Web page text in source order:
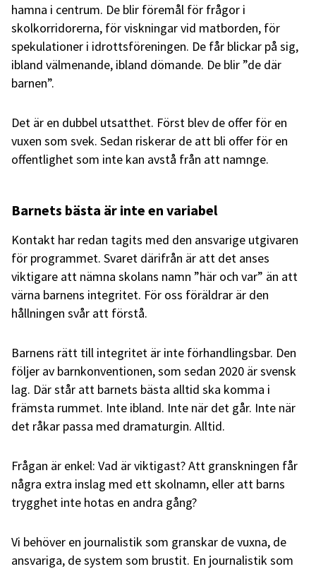
hamna i centrum. De blir föremål för frågor i
skolkorridorerna, för viskningar vid matborden, för
spekulationer i idrottsföreningen. De får blickar på sig,
ibland välmenande, ibland dömande. De blir ”de där
barnen”.
Det är en dubbel utsatthet. Först blev de offer för en
vuxen som svek. Sedan riskerar de att bli offer för en
offentlighet som inte kan avstå från att namnge.
Barnets bästa är inte en variabel
Kontakt har redan tagits med den ansvarige utgivaren
för programmet. Svaret därifrån är att det anses
viktigare att nämna skolans namn ”här och var” än att
värna barnens integritet. För oss föräldrar är den
hållningen svår att förstå.
Barnens rätt till integritet är inte förhandlingsbar. Den
följer av barnkonventionen, som sedan 2020 är svensk
lag. Där står att barnets bästa alltid ska komma i
främsta rummet. Inte ibland. Inte när det går. Inte när
det råkar passa med dramaturgin. Alltid.
Frågan är enkel: Vad är viktigast? Att granskningen får
några extra inslag med ett skolnamn, eller att barns
trygghet inte hotas en andra gång?
Vi behöver en journalistik som granskar de vuxna, de
ansvariga, de system som brustit. En journalistik som